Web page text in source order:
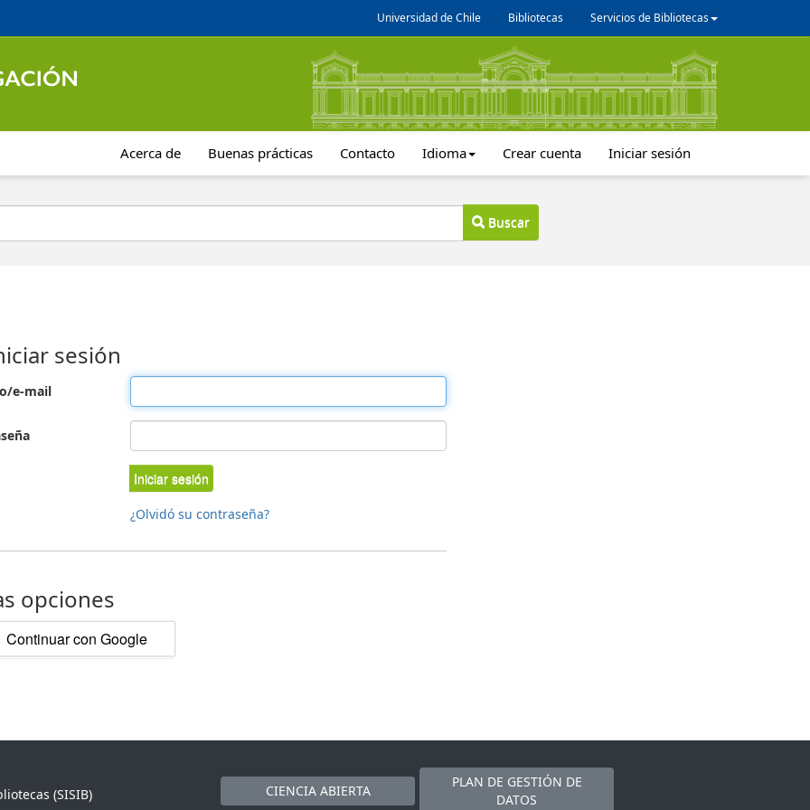
Universidad de Chile Bibliotecas Servicios de Bibliotecas
Acerca de Buenas prácticas Contacto Idioma Crear cuenta Iniciar sesión
Buscar
sesión
e-mail
Iniciar sesión
¿Olvidó su contraseña?
opciones
Continuar con Google
(SISIB)
CIENCIA ABIERTA
PLAN DE GESTIÓN DE
DATOS